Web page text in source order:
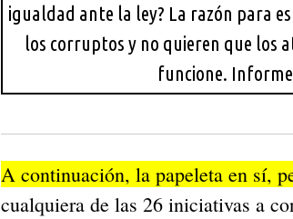
igualdad ante la ley? La razón para
los corruptos y no quieren que los
funcione.
A continuación, la papeleta en sí,
cualquiera de las 26 iniciativas a